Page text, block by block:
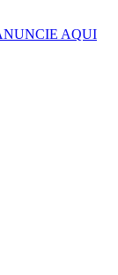
AQUI